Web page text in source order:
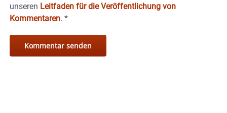
unseren Leitfaden für die Veröffentlichung von
Kommentaren. *